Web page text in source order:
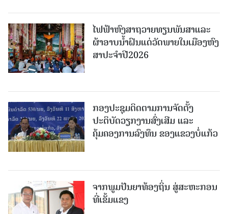
ໄຟຟ້າຫົງສາຖວາຍທຽນພັນສາແລະ
ຜ້າອາບນໍ້າຝົນແດ່ວັດພາຍໃນເມືອງຫົງ
ສາປະຈໍາປີ2026
ກອງປະຊຸມຕິດຕາມການຈັດຕັ້ງ
ປະຕິບັດວຽກງານສົ່ງເສີມ ແລະ
ຄຸ້ມຄອງການລົງທຶນ ຂອງແຂວງບໍ່ແກ້ວ
ຈາກພູມປັນຍາທ້ອງຖິ່ນ ສູ່ສະຫະກອນ
ທີ່ເຂັ້ມແຂງ